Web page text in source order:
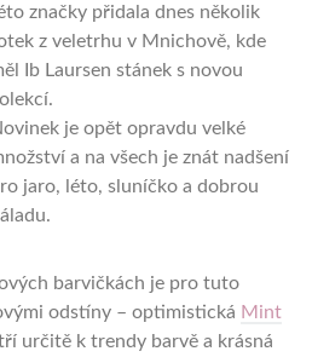
značky přidala dnes několik
z veletrhu v Mnichově, kde
Ib Laursen stánek s novou
je opět opravdu velké
a na všech je znát nadšení
jaro, léto, sluníčko a dobrou
barvičkách je pro tuto
odstíny – optimistická Mint
určitě k trendy barvě a krásná